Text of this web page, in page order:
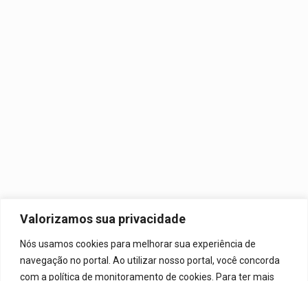
Valorizamos sua privacidade
Nós usamos cookies para melhorar sua experiência de
navegação no portal. Ao utilizar nosso portal, você concorda
com a política de monitoramento de cookies. Para ter mais